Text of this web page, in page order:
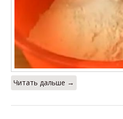
Читать дальше →